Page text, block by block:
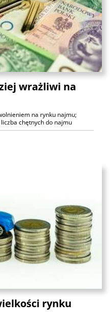
wrażliwi na
na rynku najmu;
chętnych do najmu
rynku